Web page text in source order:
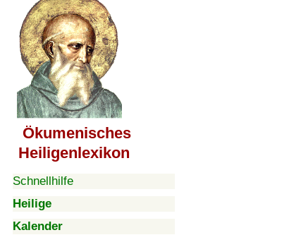
Ökumenisches
Heiligenlexikon
Schnellhilfe
Heilige
Kalender